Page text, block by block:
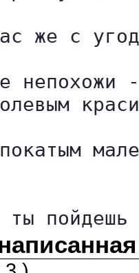
же с
ты